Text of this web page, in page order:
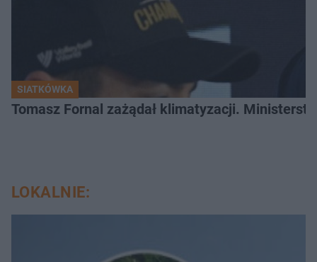
SIATKÓWKA
Tomasz Fornal zażądał klimatyzacji.
LOKALNIE: